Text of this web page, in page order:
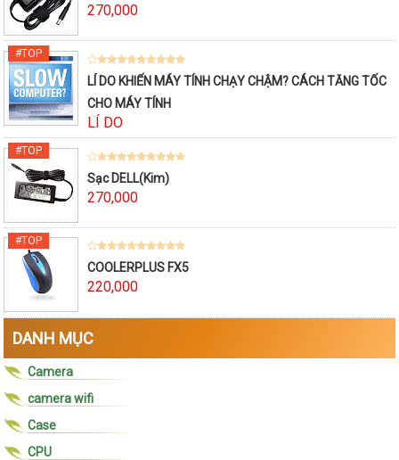
270,000
LÍ DO KHIẾN MÁY TÍNH CHẠY CHẬM? CÁCH TĂNG TỐC
CHO MÁY TÍNH
LÍ DO
Sạc DELL(Kim)
270,000
COOLERPLUS FX5
220,000
DANH MỤC
Camera
camera wifi
Case
CPU